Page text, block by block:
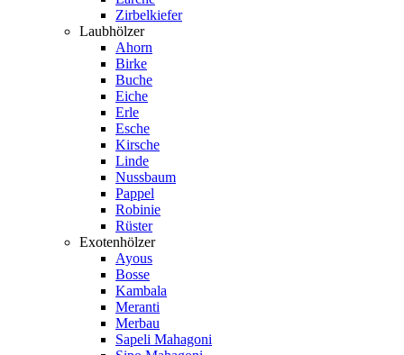
Zirbelkiefer
Laubhölzer
Ahorn
Birke
Buche
Eiche
Erle
Esche
Kirsche
Linde
Nussbaum
Pappel
Robinie
Rüster
Exotenhölzer
Ayous
Bosse
Kambala
Meranti
Merbau
Sapeli Mahagoni